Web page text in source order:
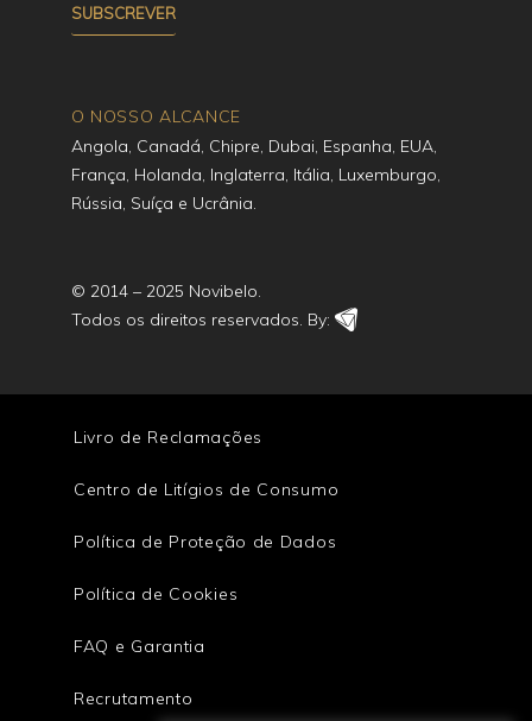
O NOSSO ALCANCE
Angola, Canadá, Chipre, Dubai, Espanha, EUA,
França, Holanda, Inglaterra, Itália, Luxemburgo,
Rússia, Suíça e Ucrânia.
© 2014 – 2025 Novibelo.
Todos os direitos reservados. By:
Livro de Reclamações
Centro de Litígios de Consumo
Política de Proteção de Dados
Política de Cookies
FAQ e Garantia
Recrutamento